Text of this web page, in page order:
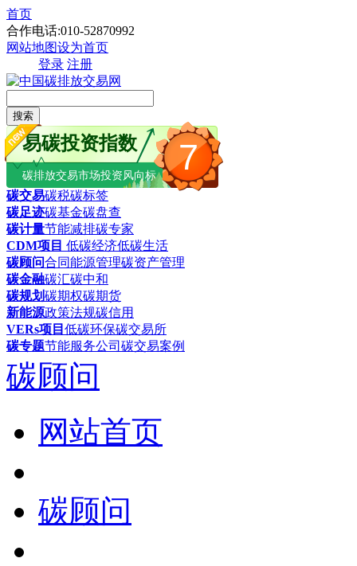
首页
合作电话:010-52870992
网站地图设为首页
登录 注册
搜索
7
易碳投资指数
碳排放交易市场投资风向标
碳交易碳税碳标签
碳足迹碳基金碳盘查
碳计量节能减排碳专家
CDM项目 低碳经济低碳生活
碳顾问合同能源管理碳资产管理
碳金融碳汇碳中和
碳规划碳期权碳期货
新能源政策法规碳信用
VERs项目 低碳环保碳交易所
碳专题节能服务公司 碳交易案例
碳顾问
网站首页
碳顾问